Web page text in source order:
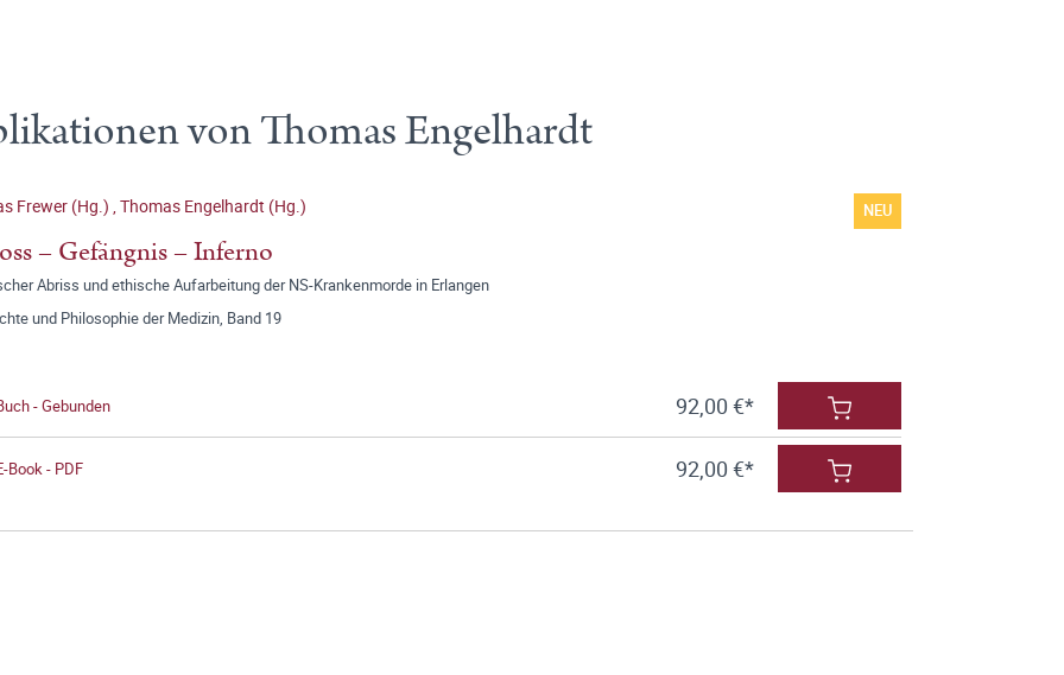
von Thomas Engelhardt
Frewer (Hg.) ,Thomas Engelhardt (Hg.)
– Gefängnis – Inferno
NEU
Abriss und ethische Aufarbeitung der NS-Krankenmorde in Erlangen
und Philosophie der Medizin, Band 19
- Gebunden 92,00 €*
Book - PDF 92,00 €*